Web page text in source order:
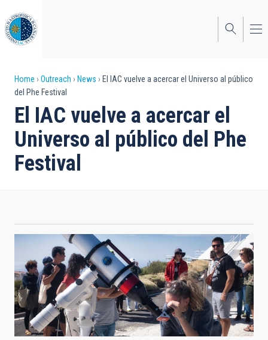
to
main
content
Breadcrumb
Home Outreach News
El IAC vuelve a acercar el Universo al público
del Phe Festival
El IAC vuelve a acercar el
Universo al público del Phe
Festival